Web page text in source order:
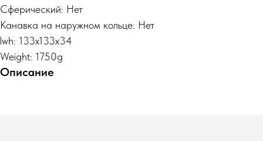
Сферический: Нет
Канавка на наружном кольце: Нет
lwh: 133x133x34
Weight: 1750g
Описание